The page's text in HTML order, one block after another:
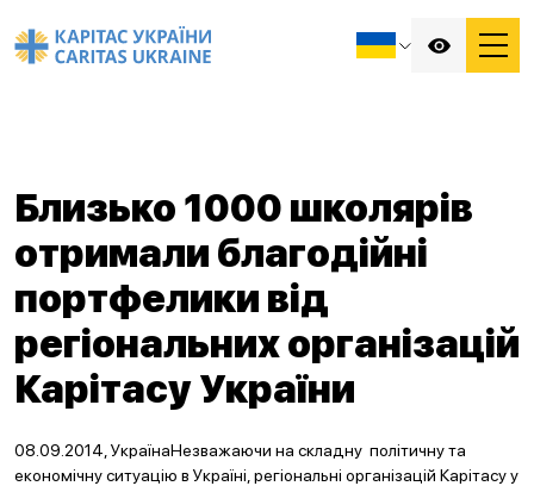
Близько 1000 школярів
отримали благодійні
портфелики від
регіональних організацій
Карітасу України
08.09.2014, УкраїнаНезважаючи на складну політичну та
економічну ситуацію в Україні, регіональні організацій Карітасу у